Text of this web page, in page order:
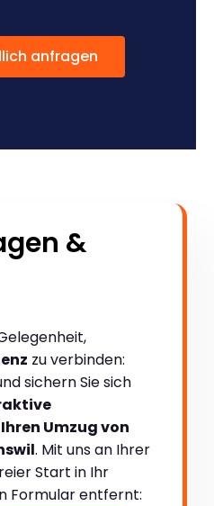
anfragen
&
zu verbinden:
sichern Sie sich
Umzug von
. Mit uns an Ihrer
Start in Ihr
Formular entfernt: